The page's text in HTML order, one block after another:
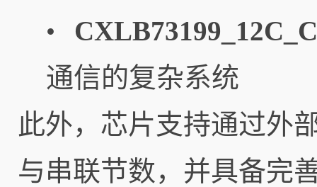
•
通信的复杂系统
此外，芯片支持通过外
与串联节数，并具备完